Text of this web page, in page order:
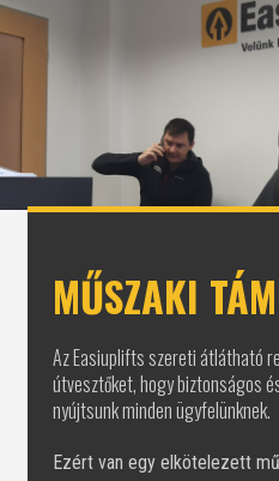
MŰSZAKI
Az Easiuplifts szereti átlátható
útvesztőket, hogy biztonságos
nyújtsunk minden ügyfelünknek.
Ezért van egy elkötelezett